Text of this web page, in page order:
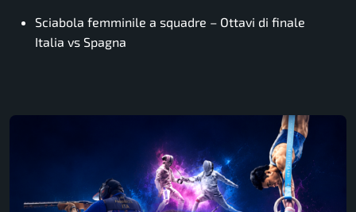
Sciabola femminile a squadre – Ottavi di finale
Italia vs Spagna